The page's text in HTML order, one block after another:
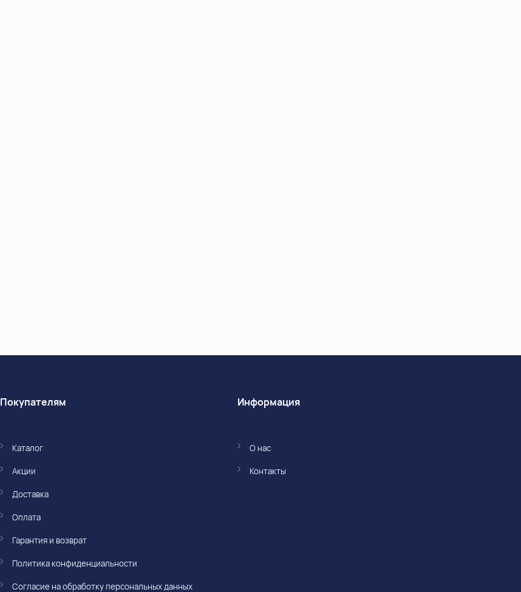
Покупателям
Каталог
Акции
Доставка
Оплата
Гарантия и возврат
Политика конфиденциальности
Согласие на обработку персональных данных
Информация
О нас
Контакты